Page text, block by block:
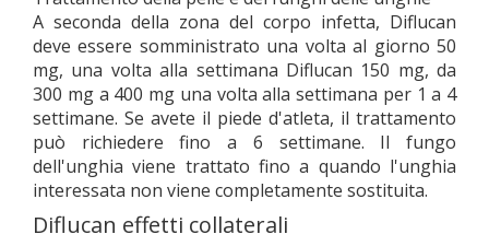
A seconda della zona del corpo infetta, Diflucan
deve essere somministrato una volta al giorno 50
mg, una volta alla settimana Diflucan 150 mg, da
300 mg a 400 mg una volta alla settimana per 1 a 4
settimane. Se avete il piede d'atleta, il trattamento
può richiedere fino a 6 settimane. Il fungo
dell'unghia viene trattato fino a quando l'unghia
interessata non viene completamente sostituita.
Diflucan effetti collaterali